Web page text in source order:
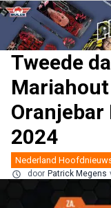
Tweede
Oranjebar
2024
Nederland
door Patrick Megens